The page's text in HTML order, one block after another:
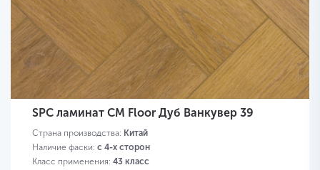
SPC ламинат CM Floor Дуб Ванкувер 39
Страна производства: Китай
Наличие фаски: с 4-х сторон
Класс применения: 43 класс